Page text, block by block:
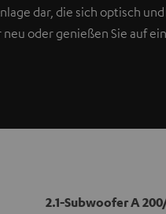
dar, die sich optisch
oder genießen Sie auf
2.1-Subwoofer A